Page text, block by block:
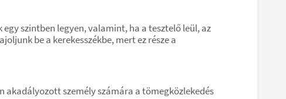
szintben legyen, valamint, ha a tesztelő leül, az
be a kerekesszékbe, mert ez része a
személy számára a tömegközlekedés